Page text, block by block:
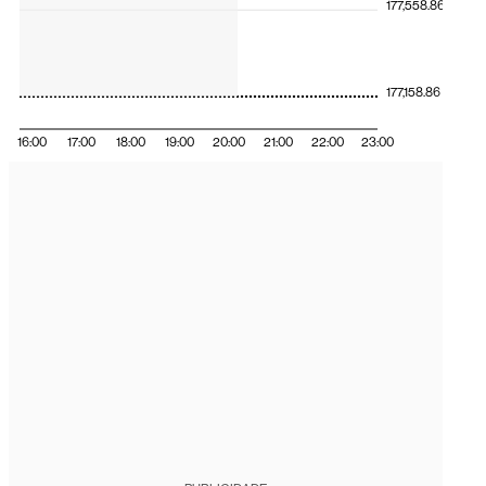
16:00 17:00 18:00 19:00 20:00 21:00 22:00 23:00
177,158.86
177,558.86